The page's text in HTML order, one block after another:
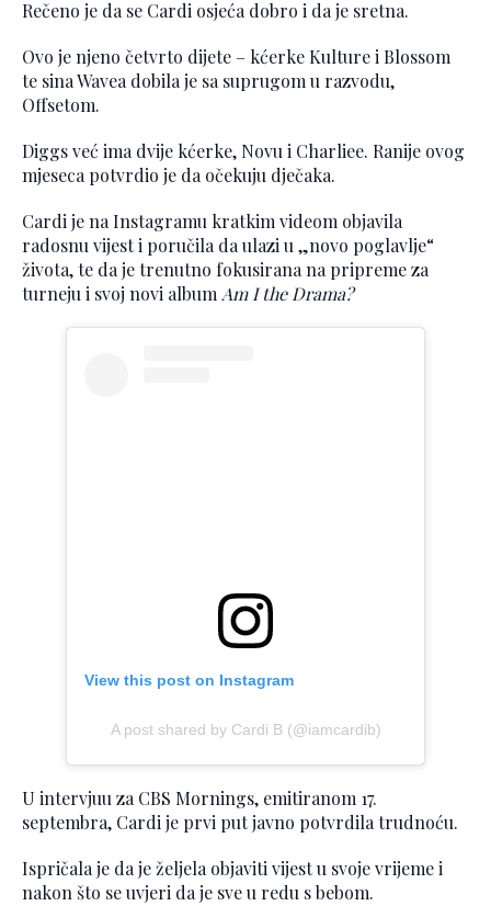
Rečeno je da se Cardi osjeća dobro i da je sretna.
Ovo je njeno četvrto dijete – kćerke Kulture i Blossom
te sina Wavea dobila je sa suprugom u razvodu,
Offsetom.
Diggs već ima dvije kćerke, Novu i Charliee. Ranije ovog
mjeseca potvrdio je da očekuju dječaka.
Cardi je na Instagramu kratkim videom objavila
radosnu vijest i poručila da ulazi u „novo poglavlje“
života, te da je trenutno fokusirana na pripreme za
turneju i svoj novi albumAm I the Drama?
View this post on Instagram
A post shared by Cardi B (@iamcardib)
U intervjuu za CBS Mornings, emitiranom 17.
septembra, Cardi je prvi put javno potvrdila trudnoću.
Ispričala je da je željela objaviti vijest u svoje vrijeme i
nakon što se uvjeri da je sve u redu s bebom.